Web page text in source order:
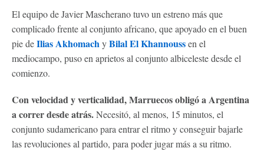
El equipo de Javier Mascherano tuvo un estreno más que
complicado frente al conjunto africano, que apoyado en el buen
pie deIlias AkhomachyBilal El Khannoussen el
mediocampo, puso en aprietos al conjunto albiceleste desde el
comienzo.
Con velocidad y verticalidad, Marruecos obligó a Argentina
a correr desde atrás.Necesitó, al menos, 15 minutos, el
conjunto sudamericano para entrar el ritmo y conseguir bajarle
las revoluciones al partido, para poder jugar más a su ritmo.